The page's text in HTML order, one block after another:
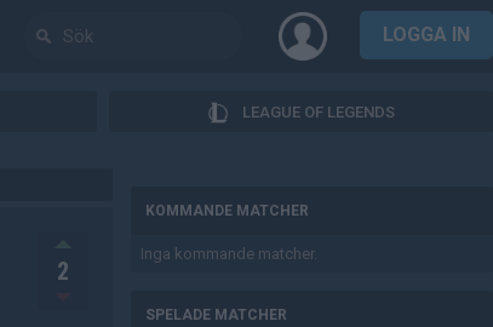
LOGGA IN
LEAGUE OF LEGENDS
2
KOMMANDE MATCHER
Inga kommande matcher.
SPELADE MATCHER